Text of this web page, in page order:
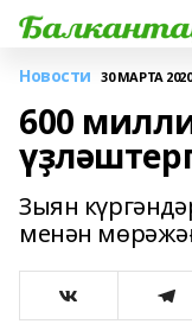
Новости 30 МАРТА
600
Зыян
менән